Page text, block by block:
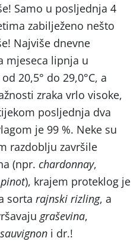
Samo u posljednja 4
zabilježeno nešto
Najviše dnevne
mjeseca lipnja u
20,5° do 29,0°C, a
zraka vrlo visoke,
posljednja dva
je 99 %. Neke su
razdoblju završile
(npr. chardonnay,
pinot), krajem proteklog je
sorta rajnski rizling, a
graševina,
sauvignon i dr.!